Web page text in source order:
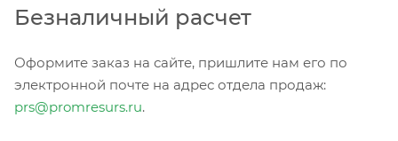
Безналичный расчет
Оформите заказ на сайте, пришлите нам его по
электронной почте на адрес отдела продаж:
prs@promresurs.ru.